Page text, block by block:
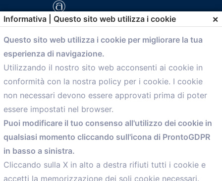
comunicazione@confartigianato.bo.it
Menù
Home
Servizi
Convenzioni
Voce delle Nostre aziende
Informazioni Ex L. 124/2017
News
Informativa | Questo sito web utilizza i cookie ×
Questo sito web utilizza i cookie per migliorare la tua
esperienza di navigazione.
Utilizzando il nostro sito web acconsenti ai cookie in
conformità con la nostra policy per i cookie. I cookie
non necessari devono essere approvati prima di poter
essere impostati nel browser.
Puoi modificare il tuo consenso all'utilizzo dei cookie in
qualsiasi momento cliccando sull'icona di ProntoGDPR
in basso a sinistra.
Cliccando sulla X in alto a destra rifiuti tutti i cookie e
accetti la memorizzazione dei soli cookie necessari.